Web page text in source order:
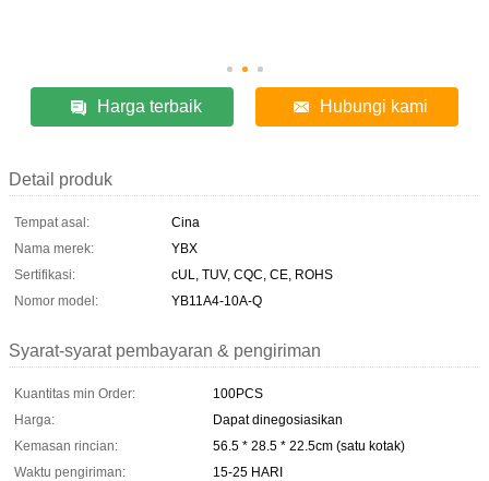
Harga terbaik Hubungi kami
Detail produk
Tempat asal:
Cina
Nama merek:
YBX
Sertifikasi:
cUL, TUV, CQC, CE, ROHS
Nomor model:
YB11A4-10A-Q
Syarat-syarat pembayaran & pengiriman
Kuantitas min Order:
100PCS
Harga:
Dapat dinegosiasikan
Kemasan rincian:
56.5 * 28.5 * 22.5cm (satu kotak)
Waktu pengiriman:
15-25 HARI